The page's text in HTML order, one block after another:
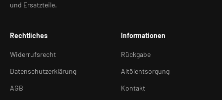
und Ersatzteile.
Rechtliches
Widerrufsrecht
Datenschutzerklärung
AGB
Informationen
Rückgabe
Altölentsorgung
Kontakt